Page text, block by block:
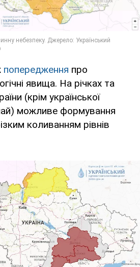
попередження про
явища. На річках та
(крім української
можливе формування
коливанням рiвнiв